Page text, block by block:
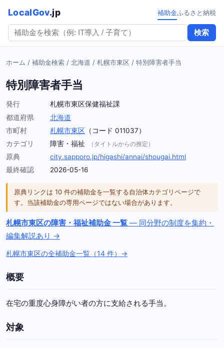
LocalGov.jp
検索
補助金ふるさと納税
ホーム / 補助金検索 / 北海道 / 札幌市東区 / 特別障害者手当
特別障害者手当
発行
札幌市東区保健福祉課
都道府県
北海道
市町村
札幌市東区 （コード 011037）
カテゴリ
障害・福祉 （タイトルからの推定）
原典
city.sapporo.jp/higashi/annai/shougai.html
最終確認
2026-05-16
原典リンクは 10 件の補助金を一覧する自治体カテゴリページで
す。当該補助金の専用ページではない場合があります。
札幌市東区の障害・福祉補助金 一覧 — 同分野の制度を集約・
編集解説あり →
札幌市東区の全補助金一覧（14 件）→
概要
在宅の重度心身障がい者の方に支給される手当。
対象